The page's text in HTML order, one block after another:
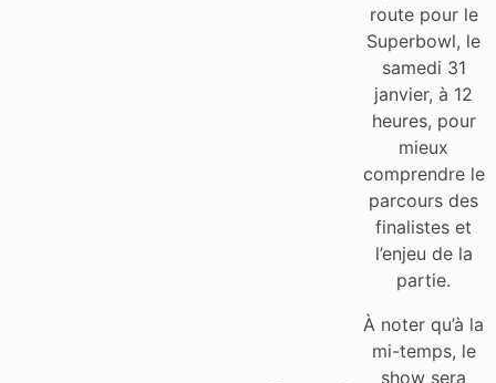
route pour le
Superbowl, le
samedi 31
janvier, à 12
heures, pour
mieux
comprendre le
parcours des
finalistes et
l’enjeu de la
partie.
À noter qu’à la
mi-temps, le
show sera